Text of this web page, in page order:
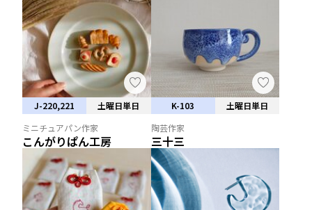
J-220,221
土曜日単日
ミニチュアパン作家
こんがりぱん工房
K-103
土曜日単日
陶芸作家
三十三